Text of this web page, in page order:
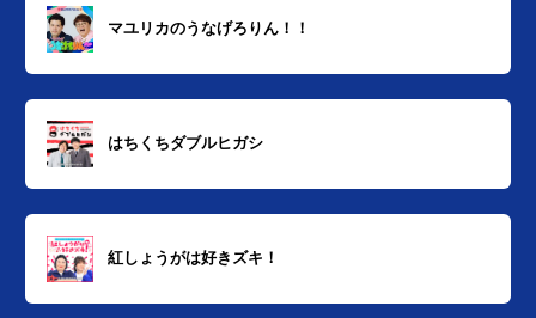
マユリカのうなげろりん！！
はちくちダブルヒガシ
紅しょうがは好きズキ！